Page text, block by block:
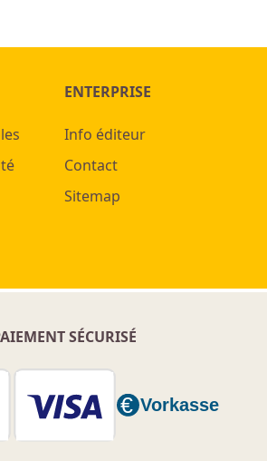
ENTERPRISE
Info éditeur
Contact
Sitemap
SÉCURISÉ